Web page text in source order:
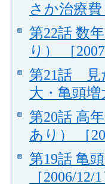
さか治療
第22話 数
り） ［
第21話 見
大・亀頭
第20話 高
あり） ［
第19話 亀
［2006/12/